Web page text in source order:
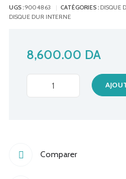
UGS :9004863 CATÉGORIES : DISQUE
DISQUE DUR INTERNE
8,600.00 DA
DISQUE
DUR
GREEN
Comparer